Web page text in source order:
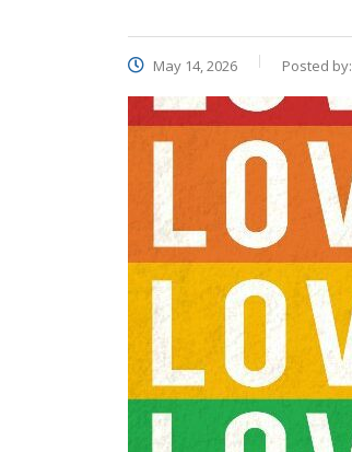
May 14, 2026 Posted by: